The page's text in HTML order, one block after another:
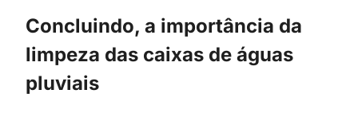
Concluindo, a importância da
limpeza das caixas de águas
pluviais